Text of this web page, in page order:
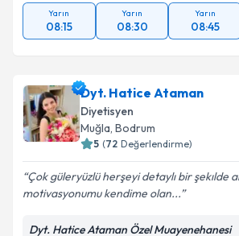
Yarın
08:15
Yarın
08:30
Yarın
08:45
Dyt. Hatice Ataman
Diyetisyen
Muğla Bodrum
5 (72 Değerlendirme)
Çok güleryüzlü herşeyi detaylı bir şekılde
motivasyonumu kendime olan...
Dyt. Hatice Ataman Özel Muayenehanesi